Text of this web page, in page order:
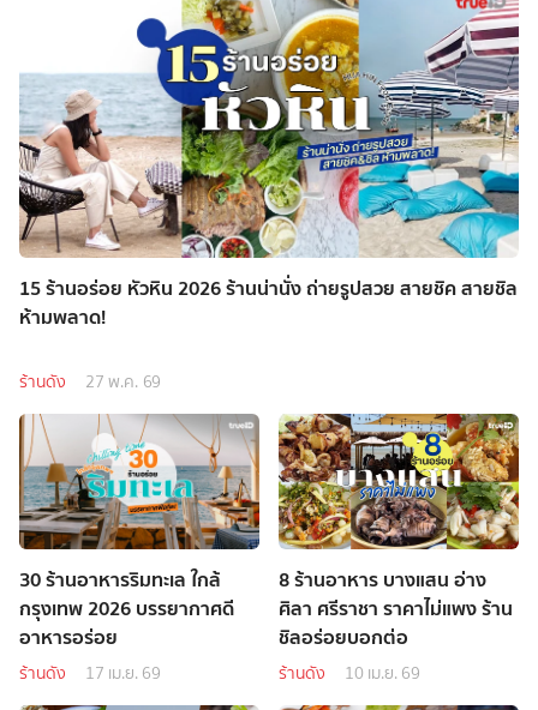
15 ร้านอร่อย หัวหิน 2026 ร้านน่านั่ง ถ่ายรูปสวย สายชิค สายชิล
ห้ามพลาด!
ร้านดัง 27 พ.ค. 69
30 ร้านอาหารริมทะเล ใกล้
กรุงเทพ 2026 บรรยากาศดี
อาหารอร่อย
ร้านดัง 17 เม.ย. 69
8 ร้านอาหาร บางแสน อ่าง
ศิลา ศรีราชา ราคาไม่แพง ร้าน
ชิลอร่อยบอกต่อ
ร้านดัง 10 เม.ย. 69